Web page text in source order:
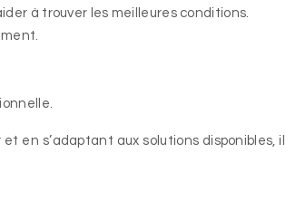
à trouver les meilleures conditions.
en s’adaptant aux solutions disponibles, il